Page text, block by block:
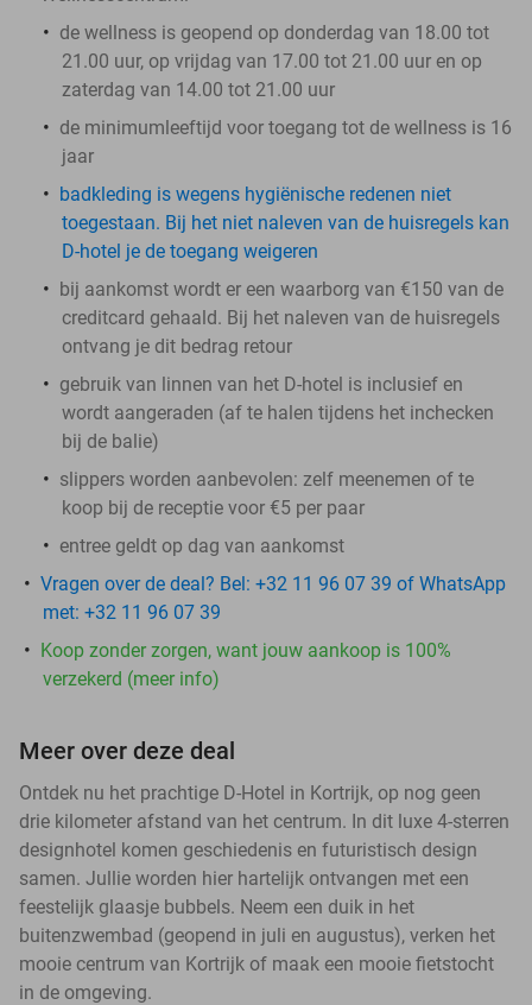
de wellness is geopend op donderdag van 18.00 tot
21.00 uur, op vrijdag van 17.00 tot 21.00 uur en op
zaterdag van 14.00 tot 21.00 uur
de minimumleeftijd voor toegang tot de wellness is 16
jaar
badkleding is wegens hygiënische redenen niet
toegestaan. Bij het niet naleven van de huisregels kan
D-hotel je de toegang weigeren
bij aankomst wordt er een waarborg van €150 van de
creditcard gehaald. Bij het naleven van de huisregels
ontvang je dit bedrag retour
gebruik van linnen van het D-hotel is inclusief en
wordt aangeraden (af te halen tijdens het inchecken
bij de balie)
slippers worden aanbevolen: zelf meenemen of te
koop bij de receptie voor €5 per paar
entree geldt op dag van aankomst
Vragen over de deal? Bel: +32 11 96 07 39 of WhatsApp
met: +32 11 96 07 39
Koop zonder zorgen, want jouw aankoop is 100%
verzekerd (meer info)
Meer over deze deal
Ontdek nu het prachtige D-Hotel in Kortrijk, op nog geen
drie kilometer afstand van het centrum. In dit luxe 4-sterren
designhotel komen geschiedenis en futuristisch design
samen. Jullie worden hier hartelijk ontvangen met een
feestelijk glaasje bubbels. Neem een duik in het
buitenzwembad (geopend in juli en augustus), verken het
mooie centrum van Kortrijk of maak een mooie fietstocht
in de omgeving.